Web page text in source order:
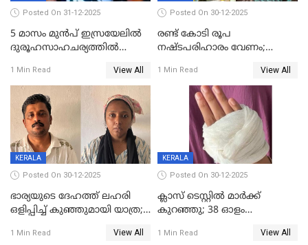
Posted On 31-12-2025
5 മാസം മുൻപ് ഇസ്രയേലിൽ
ദുരൂഹസാഹചര്യത്തിൽ
മലയാളി യുവാവിന്റെ ഭാര്യയും
മരിച്ചു
1 Min Read View All
Posted On 30-12-2025
രണ്ട് കോടി രൂപ
നഷ്ടപരിഹാരം വേണം;
നോട്ടീസയച്ച് ഉമാ തോമസ്
1 Min Read View All
KERALA
Posted On 30-12-2025
ഭാര്യയുടെ ദേഹത്ത് ലഹരി
ഒളിപ്പിച്ച് കുഞ്ഞുമായി യാത്ര;
പിടികൂടി പൊലീസ്
1 Min Read View All
KERALA
Posted On 30-12-2025
ക്ലാസ് ടെസ്റ്റിൽ മാർക്ക്
കുറഞ്ഞു; 38 ഓളം
സെന്ററിലെ അധ്യാപകന്‍
1 Min Read View All